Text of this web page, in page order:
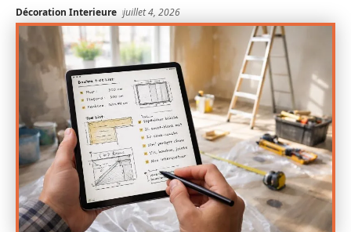
Décoration Interieure juillet 4, 2026